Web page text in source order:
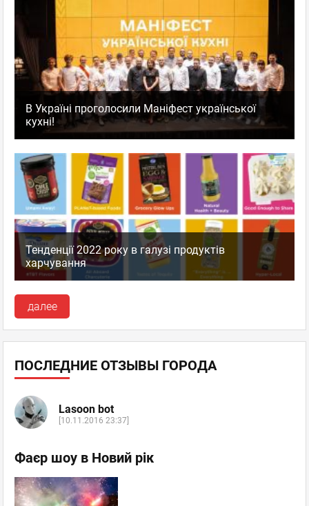
В Україні проголосили Маніфест української
кухні!
Тенденції 2022 року в галузі продуктів
харчування
далее
ПОСЛЕДНИЕ ОТЗЫВЫ ГОРОДА
Lasoon bot
[10.11.2016 23:37]
Фаєр шоу в Новий рік